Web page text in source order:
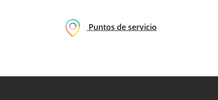
Puntos de servicio